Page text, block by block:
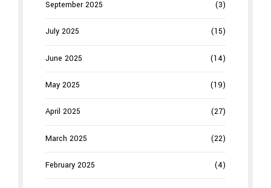
September 2025 (3)
July 2025 (15)
June 2025 (14)
May 2025 (19)
April 2025 (27)
March 2025 (22)
February 2025 (4)